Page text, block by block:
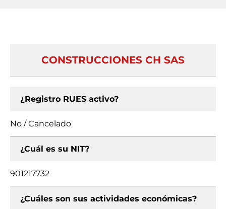
CONSTRUCCIONES CH SAS
¿Registro RUES activo?
No / Cancelado
¿Cuál es su NIT?
901217732
¿Cuáles son sus actividades económicas?